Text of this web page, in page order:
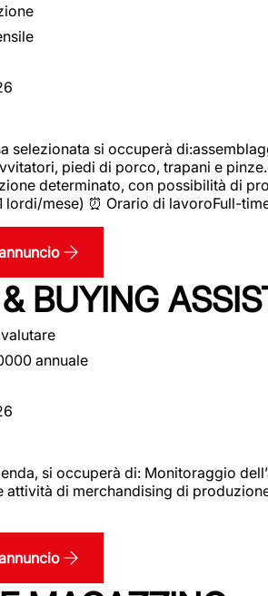
selezionata si occuperà
piedi di porco, trapani e
determinato, con possibilità di
lordi/mese) ⏰ Orario di lavoroFull-
BUYING
annuale
si occuperà di: Monitoraggio
attività di merchandising di